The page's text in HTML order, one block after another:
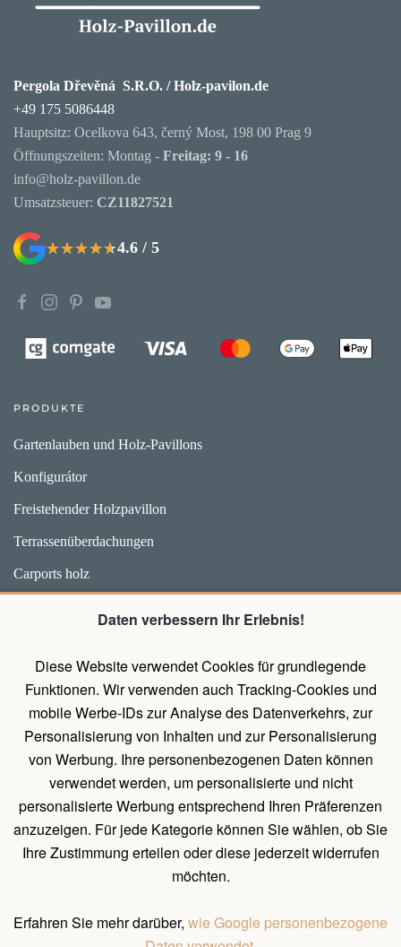
Daten verbessern Ihr Erlebnis!
Diese Website verwendet Cookies für grundlegende
Funktionen. Wir verwenden auch Tracking-Cookies und
mobile Werbe-IDs zur Analyse des Datenverkehrs, zur
Personalisierung von Inhalten und zur Personalisierung
von Werbung. Ihre personenbezogenen Daten können
verwendet werden, um personalisierte und nicht
personalisierte Werbung entsprechend Ihren Präferenzen
anzuzeigen. Für jede Kategorie können Sie wählen, ob Sie
Ihre Zustimmung erteilen oder diese jederzeit widerrufen
möchten.
Erfahren Sie mehr darüber, wie Google personenbezogene
Pergola Dřevěná S.R.O. / Holz-pavilon.de
+49 175 5086448
Hauptsitz: Ocelkova 643, černý Most, 198 00 Prag 9
Öffnungszeiten: Montag - Freitag: 9 - 16
info@holz-pavillon.de
Umsatzsteuer: CZ11827521
★★★★★
★★★★★4.6 / 5
PRODUKTE
Gartenlauben und Holz-Pavillons
Konfigurátor
Freistehender Holzpavillon
Terrassenüberdachungen
Carports holz
Pavillons mit Wänden
UNTERLAGEN
Belehrung über das Widerrufsrecht
Allgemeines Verfahren zum Erstellen einer Bestellung
Natürliche Holzeigenschaften